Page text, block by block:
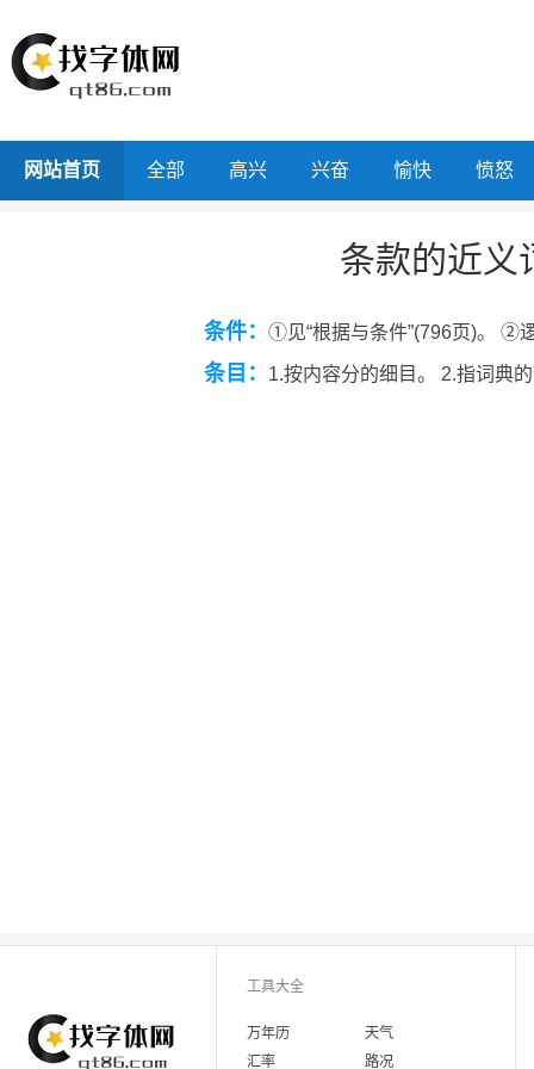
网站首页 全部 高兴 兴奋 愉快 愤怒
条款的近义
条件： ①见“根据与条件”(796页)。 ②
条目： 1.按内容分的细目。 2.指词典
工具大全
万年历
天气
汇率
路况